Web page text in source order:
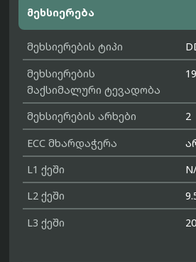
მეხსიერება
მეხსიერების ტიპი
მეხსიერების
მაქსიმალური ტევადობა
მეხსიერების არხები
2
ECC მხარდაჭერა
L1 ქეში
L2 ქეში
L3 ქეში